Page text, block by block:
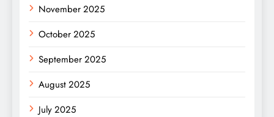
November 2025
October 2025
September 2025
August 2025
July 2025